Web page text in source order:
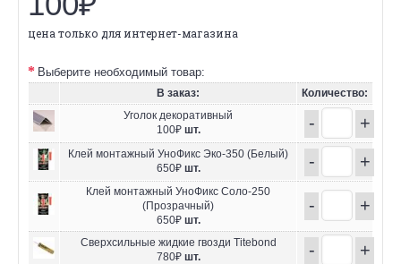
цена только для интернет-магазина
Выберите необходимый товар:
В заказ:
Количество:
Уголок декоративный
100₽ шт. - +
Клей монтажный УноФикс Эко-350 (Белый)
650₽ шт. - +
Клей монтажный УноФикс Соло-250
(Прозрачный)
650₽ шт.
- +
Сверхсильные жидкие гвозди Titebond
780₽ шт. - +